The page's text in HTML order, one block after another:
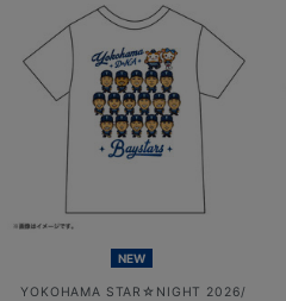
NEW
YOKOHAMA STAR☆NIGHT 2026/